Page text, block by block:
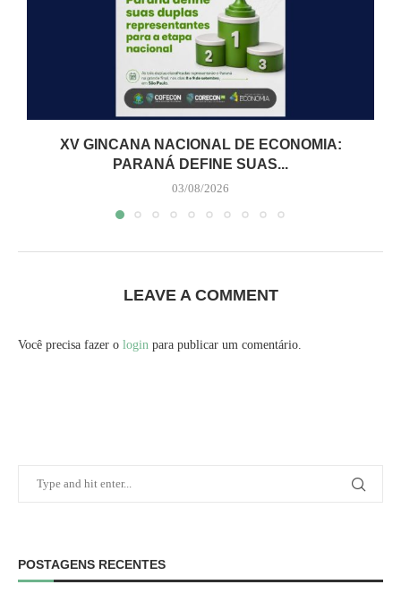
XV GINCANA NACIONAL DE ECONOMIA:
PARANÁ DEFINE SUAS...
03/08/2026
LEAVE A COMMENT
Você precisa fazer o login para publicar um comentário.
POSTAGENS RECENTES